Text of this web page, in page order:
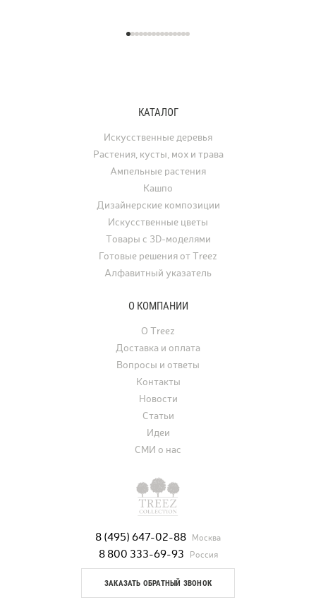
фактурная поверхность как будто
произведение искусства.
применяют для
ресторанов, офисов,
и других мероприятий.
8 (495) 647-02-88 Москва
8 800 333-69-93 Россия
ЗАКАЗАТЬ ОБРАТНЫЙ ЗВОНОК
КАТАЛОГ
Искусственные деревья
Растения, кусты, мох и трава
Ампельные растения
Кашпо
Дизайнерские композиции
Искусственные цветы
Товары с 3D-моделями
Готовые решения от Treez
Алфавитный указатель
О КОМПАНИИ
О Treez
Доставка и оплата
Вопросы и ответы
Контакты
Новости
Статьи
Идеи
СМИ о нас